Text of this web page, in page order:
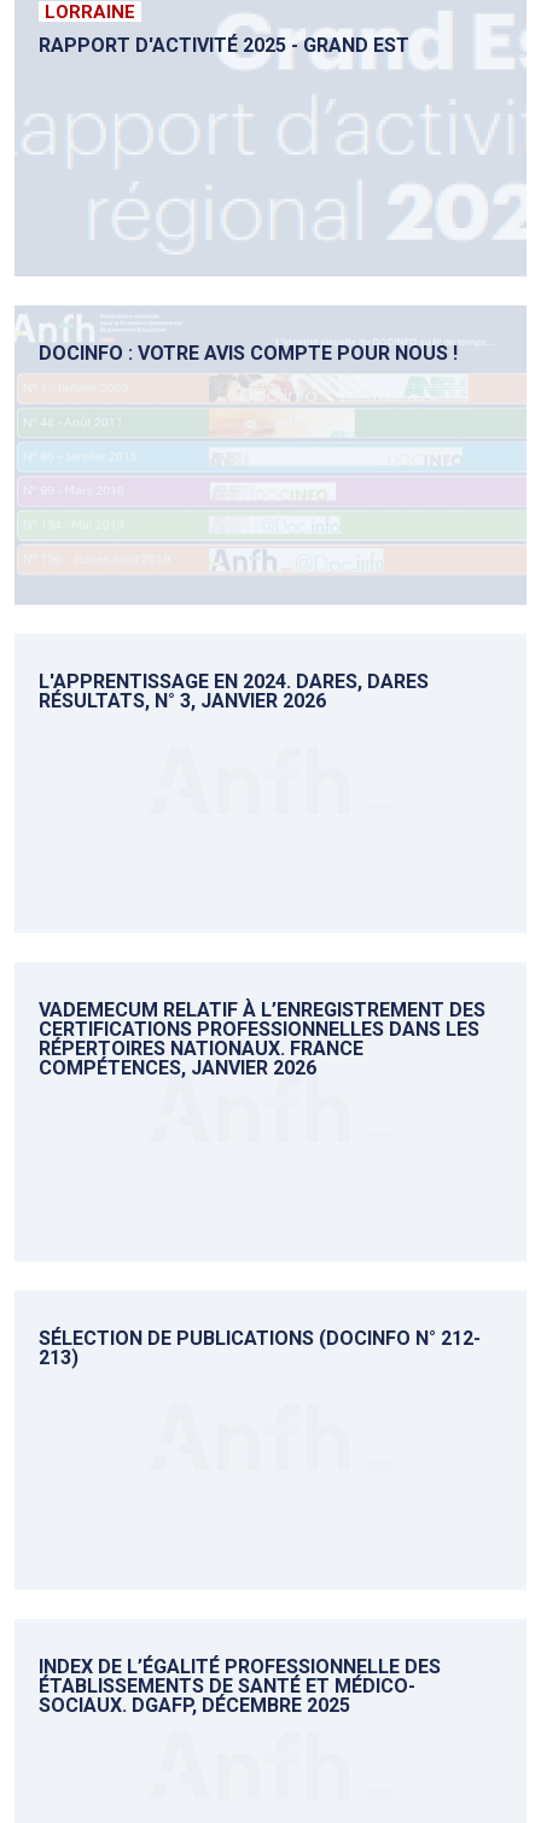
LORRAINE
RAPPORT D'ACTIVITÉ 2025 - GRAND EST
DOCINFO : VOTRE AVIS COMPTE POUR NOUS !
L'APPRENTISSAGE EN 2024. DARES, DARES
RÉSULTATS, N° 3, JANVIER 2026
VADEMECUM RELATIF À L’ENREGISTREMENT DES
CERTIFICATIONS PROFESSIONNELLES DANS LES
RÉPERTOIRES NATIONAUX. FRANCE
COMPÉTENCES, JANVIER 2026
SÉLECTION DE PUBLICATIONS (DOCINFO N° 212-
213)
INDEX DE L’ÉGALITÉ PROFESSIONNELLE DES
ÉTABLISSEMENTS DE SANTÉ ET MÉDICO-
SOCIAUX. DGAFP, DÉCEMBRE 2025